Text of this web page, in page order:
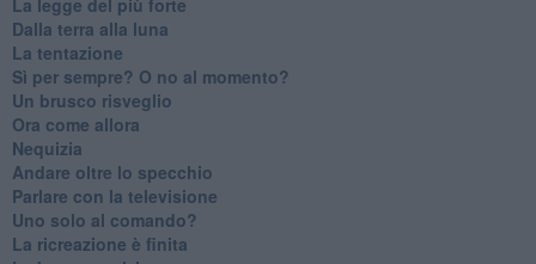
Dalla terra alla luna
La tentazione
​Sì per sempre? O no al momento?
Un brusco risveglio
Ora come allora
Nequizia
Andare oltre lo specchio
Parlare con la televisione
Uno solo al comando?
La ricreazione è finita